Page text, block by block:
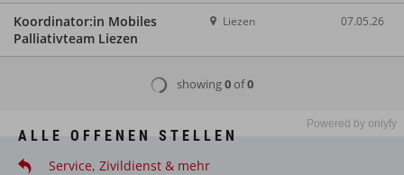
Powered by onlyfy
ALLE OFFENEN STELLEN
Service, Zivildienst & mehr